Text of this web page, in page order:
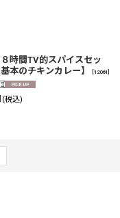
時間TV的スパイスセッ
本のチキンカレー】
[12061]
(税込)